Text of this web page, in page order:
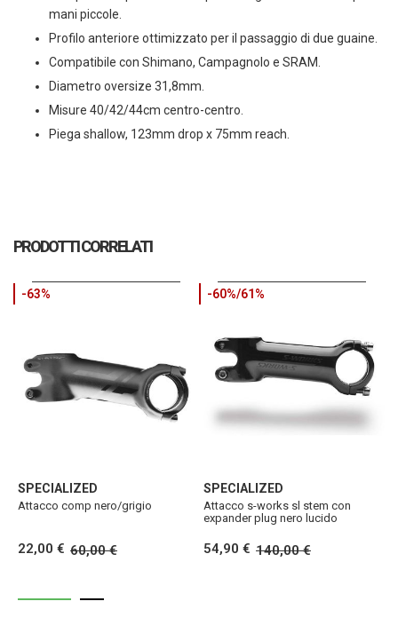
mani piccole.
Profilo anteriore ottimizzato per il passaggio di due guaine.
Compatibile con Shimano, Campagnolo e SRAM.
Diametro oversize 31,8mm.
Misure 40/42/44cm centro-centro.
Piega shallow, 123mm drop x 75mm reach.
PRODOTTI CORRELATI
-63%
SPECIALIZED
Attacco comp nero/grigio
22,00 € 60,00 €
-60%/61%
SPECIALIZED
Attacco s-works sl stem con
expander plug nero lucido
54,90 € 140,00 €